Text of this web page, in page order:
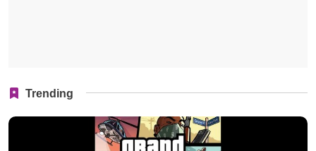
Trending